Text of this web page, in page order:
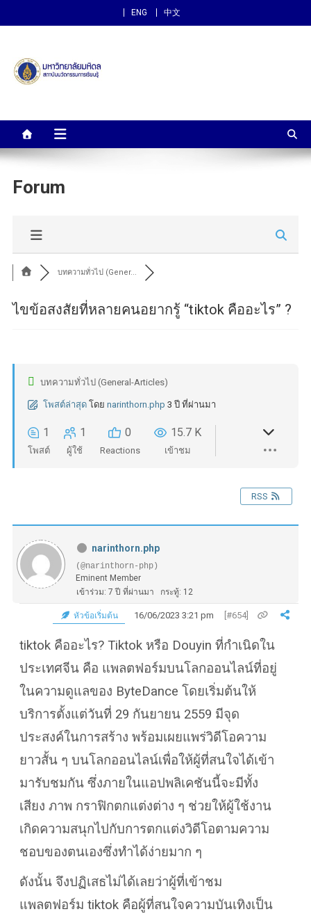
ENG 中文
สถาบันนวัตกรรมการเรียนรู้
Forum
บทความทั่วไป (Gener...
ไขข้อสงสัยที่หลายคนอยากรู้ “tiktok คืออะไร” ?
บทความทั่วไป (General-Articles)
โพสต์ล่าสุด โดย narinthorn.php 3 ปี ที่ผ่านมา
1
โพสต์
1
ผู้ใช้
0
Reactions
15.7 K
เข้าชม
RSS
narinthorn.php
(@narinthorn-php)
Eminent Member
เข้าร่วม: 7 ปี ที่ผ่านมา
กระทู้: 12
หัวข้อเริ่มต้น 16/06/2023 3:21 pm [#654]
tiktok คืออะไร? Tiktok หรือ Douyin ที่กำเนิดใน
ประเทศจีน คือ แพลตฟอร์มบนโลกออนไลน์ที่อยู่
ในความดูแลของ ByteDance โดยเริ่มต้นให้
บริการตั้งแต่วันที่ 29 กันยายน 2559 มีจุด
ประสงค์ในการสร้าง พร้อมเผยแพร่วิดีโอความ
ยาวสั้น ๆ บนโลกออนไลน์เพื่อให้ผู้ที่สนใจได้เข้า
มารับชมกัน ซึ่งภายในแอปพลิเคชันนี้จะมีทั้ง
เสียง ภาพ กราฟิกตกแต่งต่าง ๆ ช่วยให้ผู้ใช้งาน
เกิดความสนุกไปกับการตกแต่งวิดีโอตามความ
ชอบของตนเองซึ่งทำได้ง่ายมาก ๆ
ดังนั้น จึงปฏิเสธไม่ได้เลยว่าผู้ที่เข้าชม
แพลตฟอร์ม tiktok คือผู้ที่สนใจความบันเทิงเป็น